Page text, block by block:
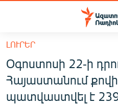
Մատչելիության
հիմնական
բովանդակությանը
Անցնել
հիմնական
մենյուին
ՀԱՅԱՍՏԱՆ
ՔԱՂԱՔԱԿԱՆ
ԼՈՒՐԵՐ
Օգոստոսի 22-ի
Հայաստանում
պատվաստվել է